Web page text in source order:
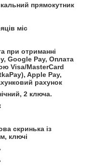
прямокутник
міс
при отриманні
Google Pay, Оплата
Visa/MasterCard
Apple Pay,
рахунок
2 ключа.
скринька із
ключі